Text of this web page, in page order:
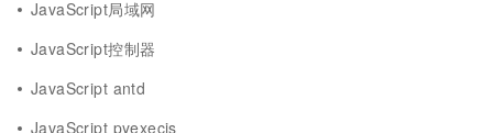
JavaScript局域网
JavaScript控制器
JavaScript antd
JavaScript pyexecjs